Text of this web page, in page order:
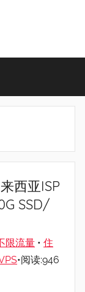
西亚ISP
SSD/
限流量 • 住
•阅读:946